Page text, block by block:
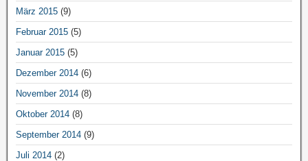
März 2015 (9)
Februar 2015 (5)
Januar 2015 (5)
Dezember 2014 (6)
November 2014 (8)
Oktober 2014 (8)
September 2014 (9)
Juli 2014 (2)